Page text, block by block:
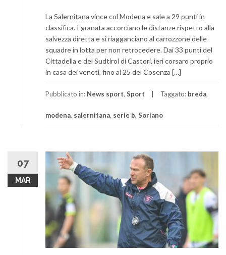
La Salernitana vince col Modena e sale a 29 punti in
classifica. I granata accorciano le distanze rispetto alla
salvezza diretta e si riagganciano al carrozzone delle
squadre in lotta per non retrocedere. Dai 33 punti del
Cittadella e del Sudtirol di Castori, ieri corsaro proprio
in casa dei veneti, fino ai 25 del Cosenza […]
Pubblicato in: News sport, Sport Taggato: breda,
modena, salernitana, serie b, Soriano
07
MAR